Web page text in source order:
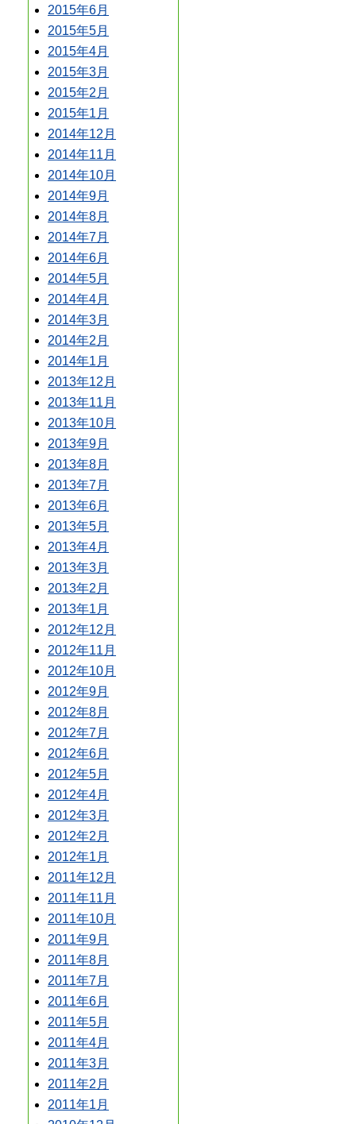
2015年6月
2015年5月
2015年4月
2015年3月
2015年2月
2015年1月
2014年12月
2014年11月
2014年10月
2014年9月
2014年8月
2014年7月
2014年6月
2014年5月
2014年4月
2014年3月
2014年2月
2014年1月
2013年12月
2013年11月
2013年10月
2013年9月
2013年8月
2013年7月
2013年6月
2013年5月
2013年4月
2013年3月
2013年2月
2013年1月
2012年12月
2012年11月
2012年10月
2012年9月
2012年8月
2012年7月
2012年6月
2012年5月
2012年4月
2012年3月
2012年2月
2012年1月
2011年12月
2011年11月
2011年10月
2011年9月
2011年8月
2011年7月
2011年6月
2011年5月
2011年4月
2011年3月
2011年2月
2011年1月